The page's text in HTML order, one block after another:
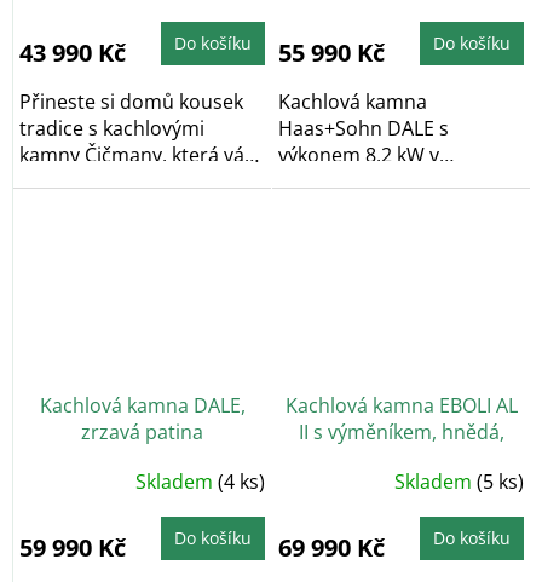
5,0
z
hvězdiček.
43 990 Kč Do košíku
Přineste si domů kousek
tradice s kachlovými
kamny Čičmany, která vás
okouzlí svým...
55 990 Kč Do košíku
Kachlová kamna
Haas+Sohn DALE s
výkonem 8,2 kW v
antracitové barvě s šedým
Kachlová kamna DALE,
zrzavá patina
Skladem (4 ks)
59 990 Kč Do košíku
Kachlová kamna EBOLI AL
II s výměníkem, hnědá,
Skladem (5 ks)
69 990 Kč Do košíku